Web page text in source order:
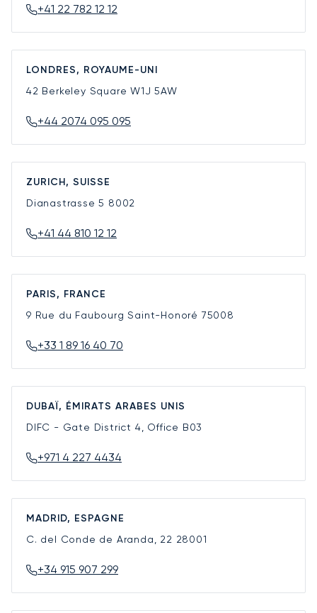
+41 22 782 12 12
LONDRES, ROYAUME-UNI
42 Berkeley SquareW1J 5AW
+44 2074 095 095
ZURICH, SUISSE
Dianastrasse 5 8002
+41 44 810 12 12
PARIS, FRANCE
9 Rue du Faubourg Saint-Honoré 75008
+33 1 89 16 40 70
DUBAÏ, ÉMIRATS ARABES UNIS
DIFC - Gate District 4, Office B03
+971 4 227 4434
MADRID, ESPAGNE
C. del Conde de Aranda, 22 28001
+34 915 907 299